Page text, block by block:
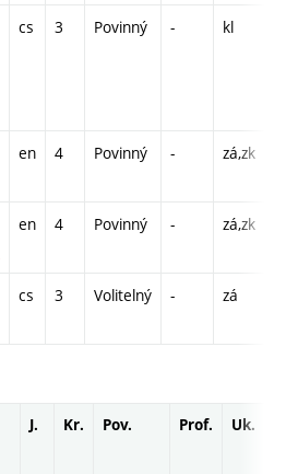
cs 3 Povinný - kl
en 4 Povinný - zá,zk
en 4 Povinný - zá,zk
cs 3 Volitelný - zá
J. Kr. Pov. Prof. Uk.